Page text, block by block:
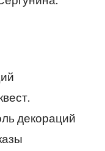
декораций